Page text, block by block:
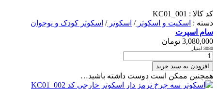
کد کالا : KC01_001
دسته : اسکیت و اسکوتر/ اسکوتر/ اسکوتر کودک و نوجوان
سام اسپرت
3,080,000 تومان
3080 امتیاز
افزودن به سبد خرید
همچنین ممکن است دوست داشته باشید…